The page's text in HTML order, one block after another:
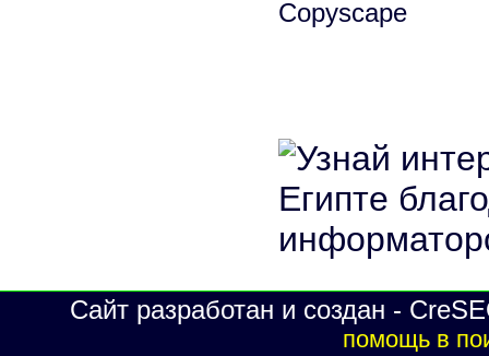
Сайт разработан и создан -
помощь в